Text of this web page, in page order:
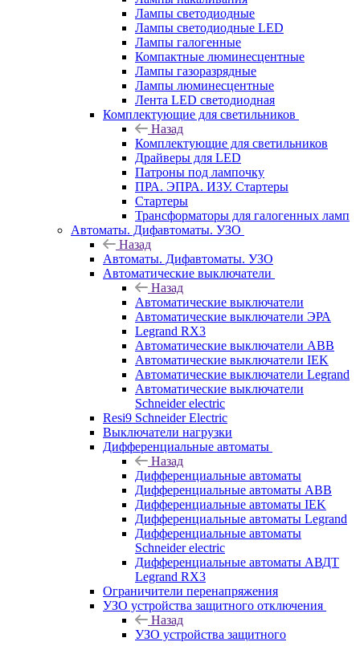
Лампы светодиодные
Лампы светодиодные LED
Лампы галогенные
Компактные люминесцентные
Лампы газоразрядные
Лампы люминесцентные
Лента LED светодиодная
Комплектующие для светильников
Назад
Комплектующие для светильников
Драйверы для LED
Патроны под лампочку
ПРА. ЭПРА. ИЗУ. Стартеры
Стартеры
Трансформаторы для галогенных ламп
Автоматы. Дифавтоматы. УЗО
Назад
Автоматы. Дифавтоматы. УЗО
Автоматические выключатели
Назад
Автоматические выключатели
Автоматические выключатели ЭРА
Legrand RX3
Автоматические выключатели ABB
Автоматические выключатели IEK
Автоматические выключатели Legrand
Автоматические выключатели
Schneider electric
Resi9 Schneider Electric
Выключатели нагрузки
Дифференциальные автоматы
Назад
Дифференциальные автоматы
Дифференциальные автоматы ABB
Дифференциальные автоматы IEK
Дифференциальные автоматы Legrand
Дифференциальные автоматы
Schneider electric
Дифференциальные автоматы АВДТ
Legrand RX3
Ограничители перенапряжения
УЗО устройства защитного отключения
Назад
УЗО устройства защитного